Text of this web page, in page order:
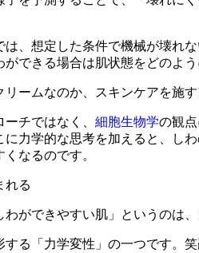
、想定した条件で機械が壊れ
できる場合は肌状態をどのよ
ームなのか、スキンケアを施
チではなく、 細胞生物学の観
力学的な思考を加えると、し
なるのです。
れる
ができやすい肌」というのは
る「力学変性」の一つです。